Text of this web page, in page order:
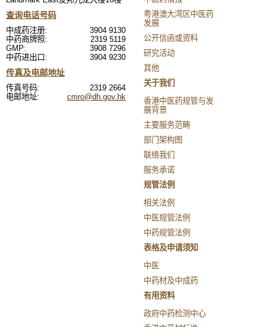
查询电话号码
中成药注册:
3904 9130
中药商牌照:
2319 5119
GMP:
3908 7296
中药进出口:
3904 9230
传真及电邮地址
传真号码:
2319 2664
电邮地址:
cmro@dh.gov.hk
粤港澳大湾区中医药
发展
公开信函或资料
研究活动
其他
关于我们
香港中医药规管与发
展背景
主要服务范畴
部门架构图
联络我们
服务承诺
规管法例
相关法例
中医规管法例
中药规管法例
表格及申请须知
中医
中药材及中成药
有用资料
政府中药检测中心